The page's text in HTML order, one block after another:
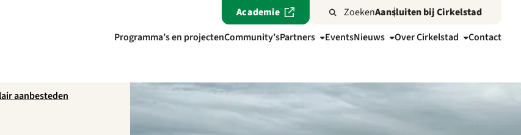
Academie ZoekenAansluiten bij Cirkelstad
Programma’s en projectenCommunity’sPartners EventsNieuws Over Cirkelstad Contact
aanbesteden